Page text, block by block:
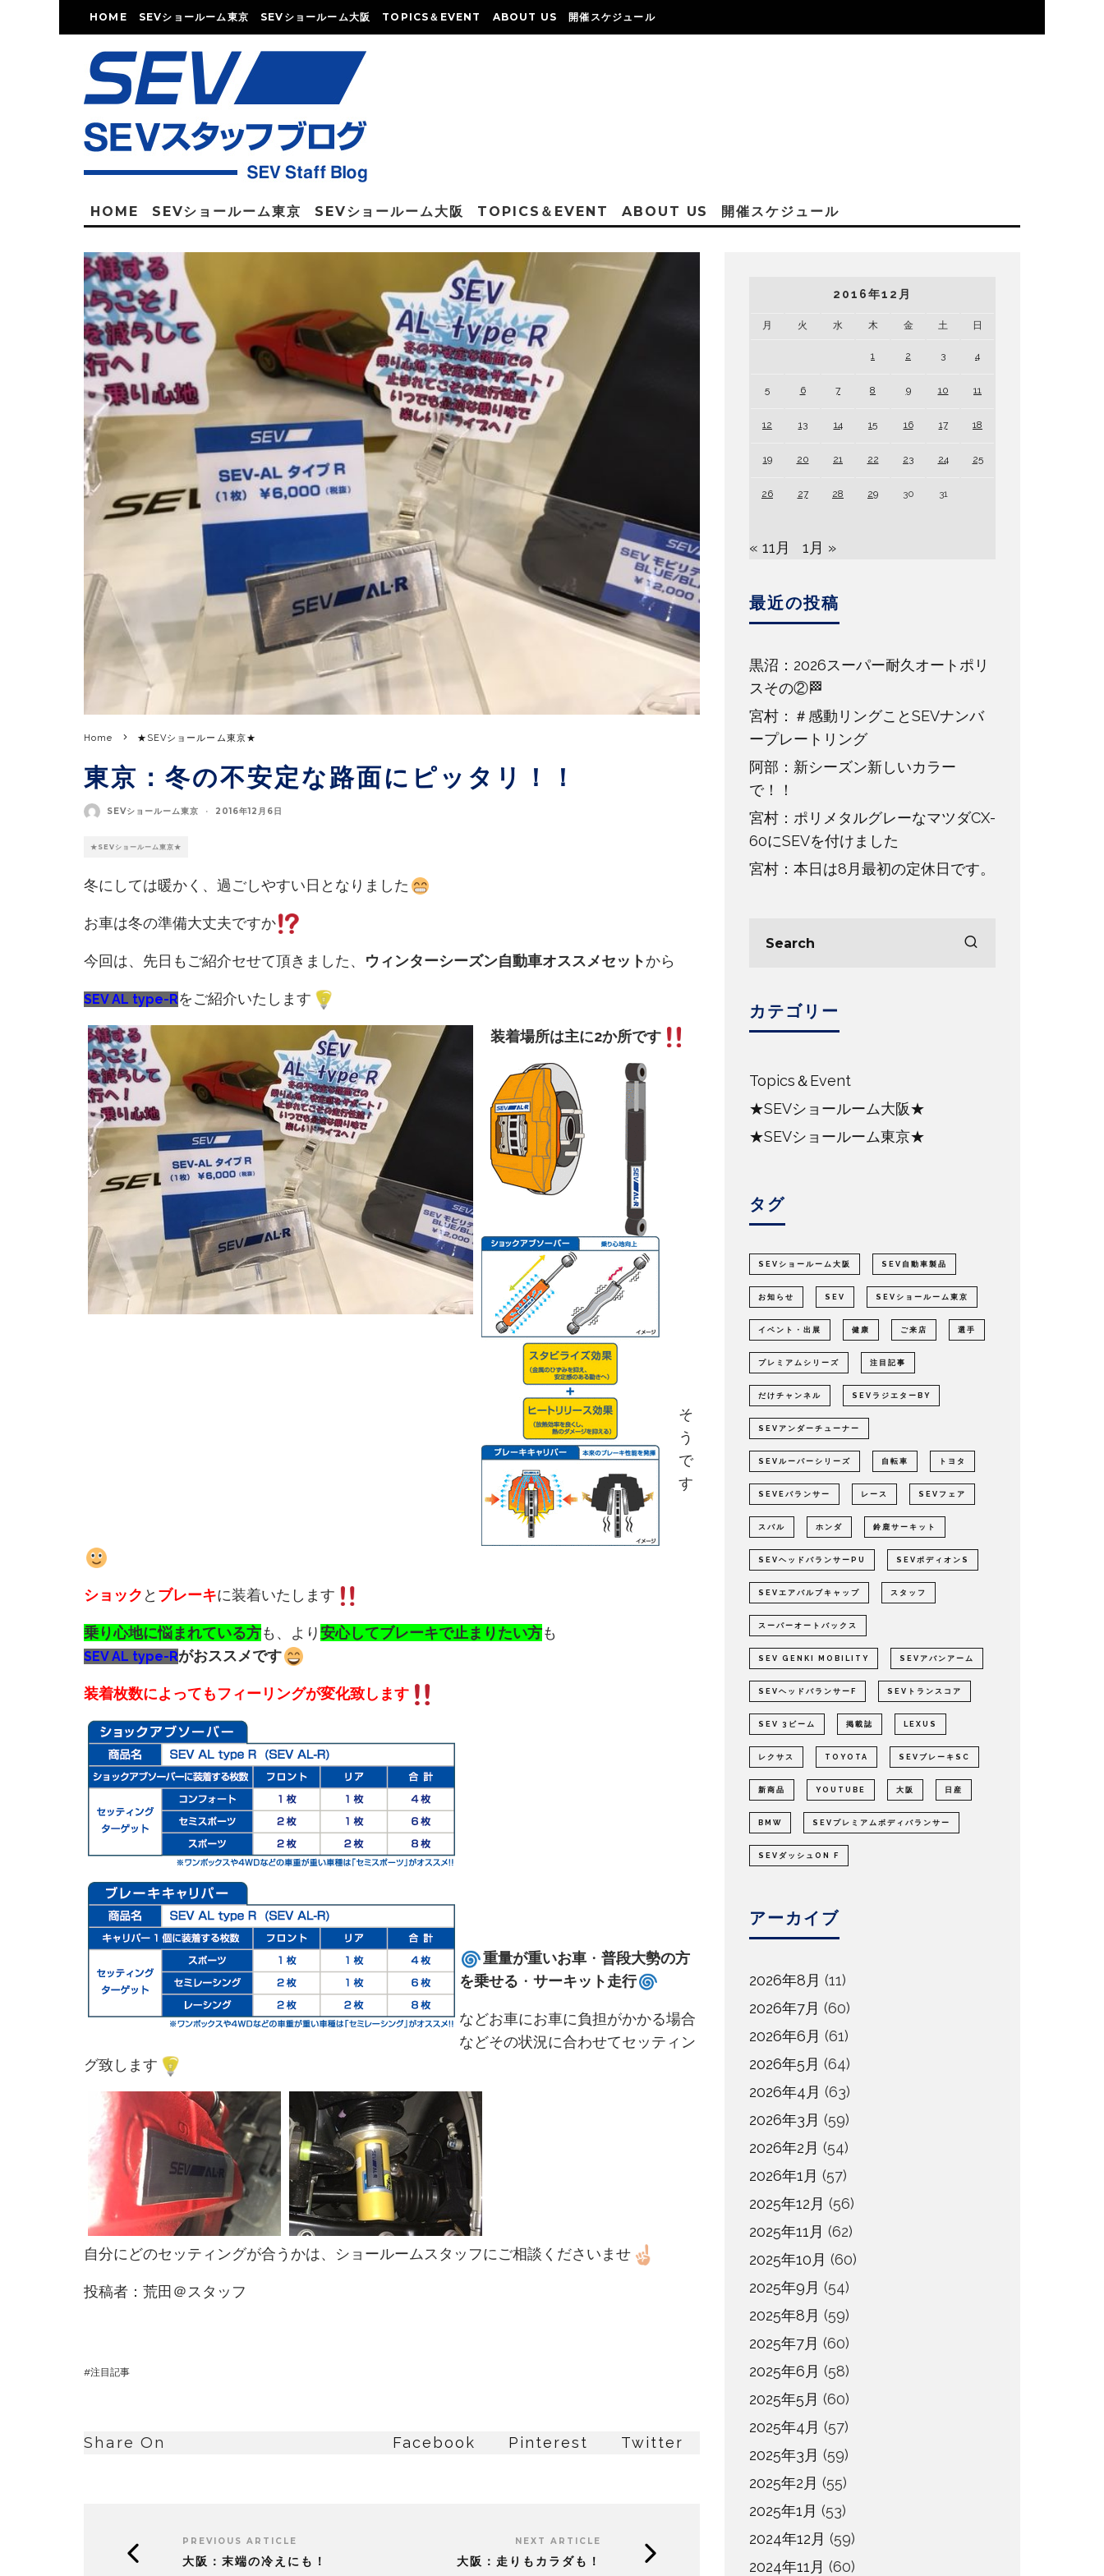
HOME SEVショールーム東京 SEVショールーム大阪 TOPICS＆EVENT ABOUT US 開催スケジュール
HOME SEVショールーム東京 SEVショールーム大阪 TOPICS＆EVENT ABOUT US 開催スケジュール
Home ★SEVショールーム東京★
東京：冬の不安定な路面にピッタリ！！
SEVショールーム東京 · 2016年12月6日
★SEVショールーム東京★
冬にしては暖かく、過ごしやすい日となりました
お車は冬の準備大丈夫ですか
今回は、先日もご紹介セせて頂きました、 ウィンターシーズン自動車オススメセットから
SEV AL type-Rをご紹介いたします
装着場所は主に2か所です
そ
う
で
す
ショック と ブレーキに装着いたします
乗り心地に悩まれている方も、より安心してブレーキで止まりたい方も
SEV AL type-Rがおススメです
装着枚数によってもフィーリングが変化致します
重量が重いお車 ・ 普段大勢の方
を乗せる ・ サーキット走行
などお車にお車に負担がかかる場合
などその状況に合わせてセッティン
グ致します
自分にどのセッティングが合うかは、ショールームスタッフにご相談くださいませ
投稿者：荒田＠スタッフ
注目記事
Share On Facebook Pinterest Twitter
PREVIOUS ARTICLE
大阪：末端の冷えにも！
NEXT ARTICLE
大阪：走りもカラダも！
2016年12月
月 火 水 木 金 土 日
1 2 3 4
5 6 7 8 9 10 11
12 13 14 15 16 17 18
19 20 21 22 23 24 25
26 27 28 29 30 31
« 11月 1月 »
最近の投稿
黒沼：2026スーパー耐久オートポリ
スその②🏁
宮村：＃感動リングことSEVナンバ
ープレートリング
阿部：新シーズン新しいカラー
で！！
宮村：ポリメタルグレーなマツダCX-
60にSEVを付けました
宮村：本日は8月最初の定休日です。
カテゴリー
Topics＆Event
★SEVショールーム大阪★
★SEVショールーム東京★
タグ
SEVショールーム大阪 SEV自動車製品
お知らせ SEV SEVショールーム東京
イベント・出展 健康 ご来店 選手
プレミアムシリーズ 注目記事
だけチャンネル SEVラジエターBY
SEVアンダーチューナー
SEVルーパーシリーズ 自転車 トヨタ
SEVEバランサー レース SEVフェア
スバル ホンダ 鈴鹿サーキット
SEVヘッドバランサーPU SEVボディオンS
SEVエアバルブキャップ スタッフ
スーパーオートバックス
SEV GENKI MOBILITY SEVアバンアーム
SEVヘッドバランサーF SEVトランスコア
SEV 3ビーム 掲載誌 LEXUS
レクサス TOYOTA SEVブレーキSC
新商品 YOUTUBE 大阪 日産
BMW SEVプレミアムボディバランサー
SEVダッシュON F
アーカイブ
2026年8月 (11)
2026年7月 (60)
2026年6月 (61)
2026年5月 (64)
2026年4月 (63)
2026年3月 (59)
2026年2月 (54)
2026年1月 (57)
2025年12月 (56)
2025年11月 (62)
2025年10月 (60)
2025年9月 (54)
2025年8月 (59)
2025年7月 (60)
2025年6月 (58)
2025年5月 (60)
2025年4月 (57)
2025年3月 (59)
2025年2月 (55)
2025年1月 (53)
2024年12月 (59)
2024年11月 (60)